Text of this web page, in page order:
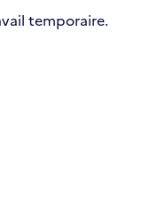
temporaire.